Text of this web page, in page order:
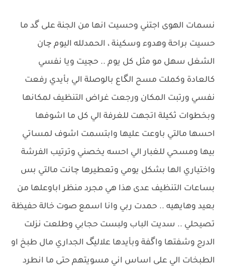
نسمات الهوى اجتني وحسيت انها من الجنة على گد ما
حسيت براحة وهدوء وسكينة ، الحمدلله اليوم چان
الشغل سهل مو مثل كل يوم .. حچيت ويا نفسي
كالعادة وكملت مسح الگاع بالوصلة الي بأيدي رفعت
نفسي ورتبت المكان ورجعت غراض التنظيف لمكانها
وبخطوات ثكيلة اتجهت للغرفة الي كل ما اشوفها
احسها مالتي باوعت عليها وابتسمت اشوف لمساتي
بيها ومسحي للغبار الي احسه يخصني وترتيب الفرشة
واختياري الها بشكل يومي وتعطيرها چانت مالتي بس
بساعات التنظيف عدى هذا هي مجرد منظر اباوعلها من
بعيد وهايهيه .. حمدت ربي وانا اسمع صوت خالة حفيظة
تصيحلي .. سديت الباب ولبست حجابي وطلعت نزلت
الدرج وشفتها واگفة وبأيدها علاليگ الجداري مال طبخ او
الطبخات الي على اساس اني مسويتهم حتى ما انطرد